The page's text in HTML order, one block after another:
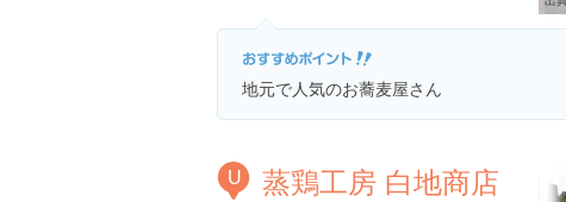
地元で人気のお蕎麦屋さん
U 蒸鶏工房 白地商店